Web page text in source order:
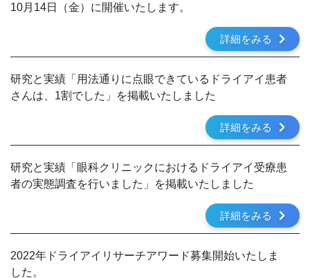
10月14日（金）に開催いたします。
詳細をみる
研究と実績「用法通りに点眼できているドライアイ患者
さんは、1割でした」を掲載いたしました
詳細をみる
研究と実績「眼科クリニックにおけるドライアイ受療患
者の実態調査を行いました」を掲載いたしました
詳細をみる
2022年ドライアイリサーチアワード募集開始いたしま
した。